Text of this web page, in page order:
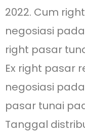
2022. Cum
negosiasi
right pasar
Ex right pasar
negosiasi
pasar tunai
Tanggal